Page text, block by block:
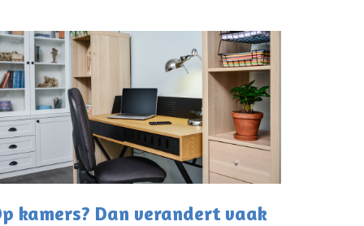
kamers? Dan verandert vaak